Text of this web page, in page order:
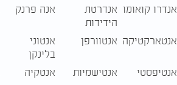
אנדרו קואומו אנדרטת
הידידות
אנה פרנק
אנטארקטיקה אנטוורפן
אנטוני
בלינקן
אנטיפסטי אנטישמיות אנטקיה